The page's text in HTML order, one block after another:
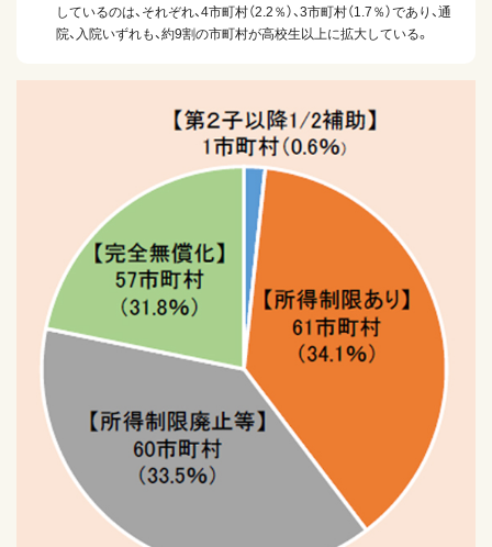
しているのは、それぞれ、4市町村（2.2％）、3市町村（1.7％）であり、通
院、入院いずれも、約9割の市町村が高校生以上に拡大している。